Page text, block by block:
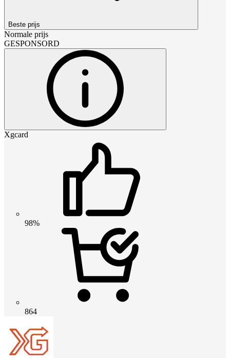
Beste prijs
Normale prijs
GESPONSORD
Xgcard
98%
864